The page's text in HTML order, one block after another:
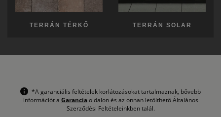
TERRÁN TÉRKŐ TERRÁN SOLAR
*A garanciális feltételek korlátozásokat tartalmaznak, bővebb
információt a Garanciaoldalon és az onnan letölthető Általános
Szerződési Feltételeinkben talál.